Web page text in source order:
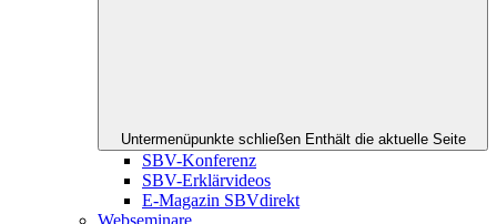
Untermenüpunkte schließen Enthält die aktuelle Seite
SBV-Konferenz
SBV-Erklärvideos
E-Magazin SBVdirekt
Webseminare